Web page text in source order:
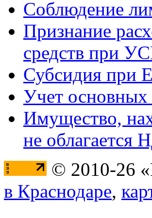
Соблюдение
Признание
средств при
Субсидия при
Учет основных
Имущество,
не
© 2010-26
в Краснодаре,